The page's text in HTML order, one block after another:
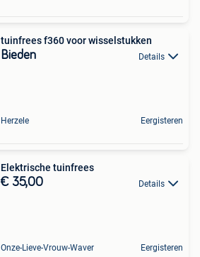
tuinfrees f360 voor wisselstukken
Bieden Details
Herzele Eergisteren
Elektrische tuinfrees
€ 35,00 Details
Onze-Lieve-Vrouw-Waver Eergisteren